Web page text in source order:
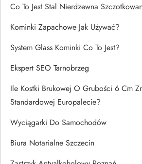
Co To Jest Stal Nierdzewna
Kominki Zapachowe Jak Używać?
System Glass Kominki Co To Jest?
Ekspert SEO Tarnobrzeg
Ile Kostki Brukowej O Grubości 6 Cm
Standardowej Europalecie?
Wyciągarki Do Samochodów
Biura Notarialne Szczecin